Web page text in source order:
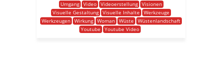
Umgang
Video Videoerstellung
Visionen
Visuelle Gestaltung Visuelle Inhalte
Werkzeuge
Werkzeugen Wirkung Woman Wüste
Wüstenlandschaft
Youtube
Youtube Video